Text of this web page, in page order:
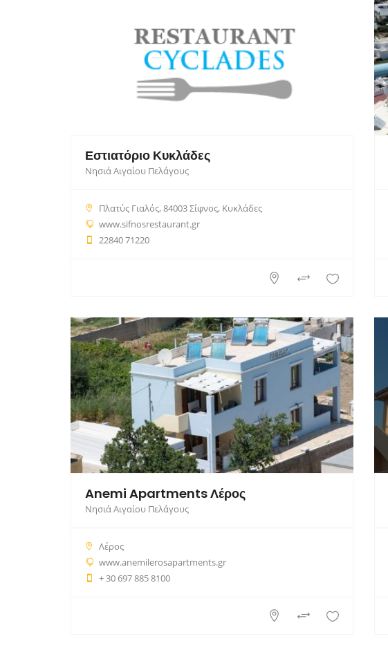
Εστιατόριο Κυκλάδες
Νησιά Αιγαίου Πελάγους
Πλατύς Γιαλός, 84003 Σίφνος, Κυκλάδες
www.sifnosrestaurant.gr
22840 71220
Anemi Apartments Λέρος
Νησιά Αιγαίου Πελάγους
Λέρος
www.anemilerosapartments.gr
+ 30 697 885 8100